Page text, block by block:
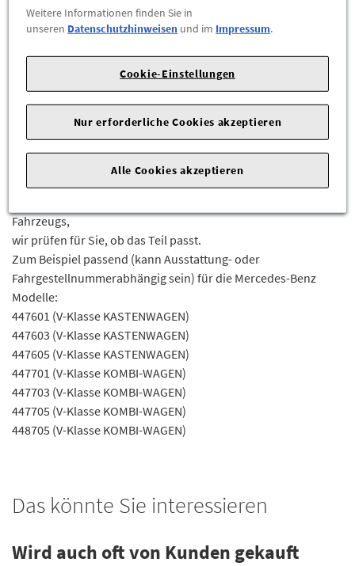
ZUM WARENKORB HINZUFÜGEN
Tel: +49711170 |E-Mail:
dialog.mb@mercedes-benz.com|Webseite:
https://www.mercedes-benz.com
Sie sind sich nicht sicher, ob das Ersatzteil bei Ihrem Fahrzeug
Kein Problem.
Fahrzeugs,
wir prüfen für Sie, ob das Teil passt.
Zum Beispiel passend (kann Ausstattung- oder
Fahrgestellnummerabhängig sein) für die Mercedes-Benz
Modelle:
447601 (V-Klasse KASTENWAGEN)
447603 (V-Klasse KASTENWAGEN)
447605 (V-Klasse KASTENWAGEN)
447701 (V-Klasse KOMBI-WAGEN)
447703 (V-Klasse KOMBI-WAGEN)
447705 (V-Klasse KOMBI-WAGEN)
448705 (V-Klasse KOMBI-WAGEN)
Das könnte Sie interessieren
Wird auch oft von Kunden gekauft
Weitere Informationen finden Sie in
unseren Datenschutzhinweisen und im Impressum.
Cookie-Einstellungen
Nur erforderliche Cookies akzeptieren
Alle Cookies akzeptieren